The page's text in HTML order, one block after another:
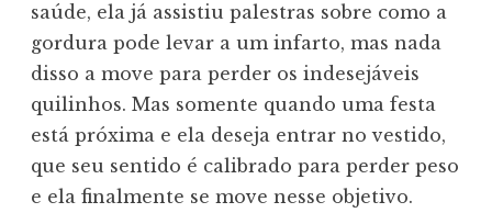
saúde, ela já assistiu palestras sobre como a
gordura pode levar a um infarto, mas nada
disso a move para perder os indesejáveis
quilinhos. Mas somente quando uma festa
está próxima e ela deseja entrar no vestido,
que seu sentido é calibrado para perder peso
e ela finalmente se move nesse objetivo.